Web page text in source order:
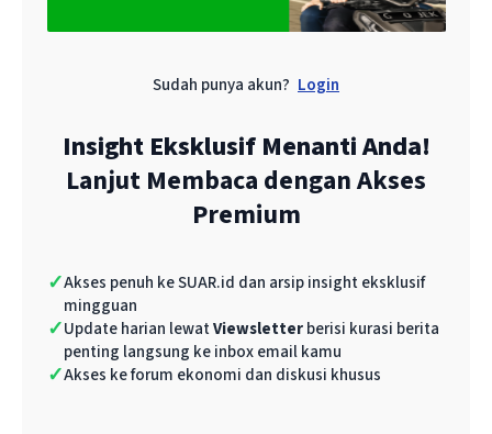
Haryo melanjutkan, meskipun pengumuman
belum menganggap negosiasi selesai. Menurut
dari proses negosiasi.
“Perundingan ini masih berlangsung. AS juga
kecewa, dan kita juga menyampaikan hal
serupa. Ini diplomasi yang masih cair,” ujar
Haryo.
Sudah punya akun? Login
Insight Eksklusif Menanti Anda!
Lanjut Membaca dengan Akses
Premium
✓Akses penuh ke SUAR.id dan arsip insight eksklusif
mingguan
✓Update harian lewatViewsletterberisi kurasi berita
penting langsung ke inbox email kamu
✓Akses ke forum ekonomi dan diskusi khusus